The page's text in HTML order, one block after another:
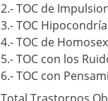
2.- TOC de
3.- TOC
4.- TOC de
5.- TOC con los
6.- TOC con